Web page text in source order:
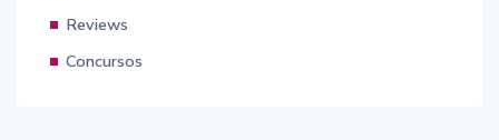
Reviews
Concursos